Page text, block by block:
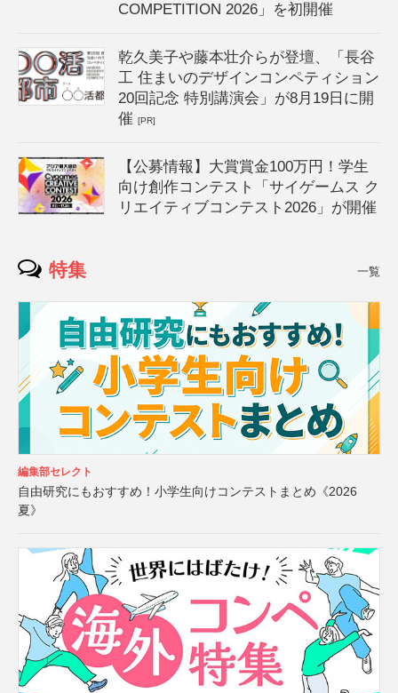
COMPETITION 2026」を初開催
乾久美子や藤本壮介らが登壇、「長谷
工 住まいのデザインコンペティション
20回記念 特別講演会」が8月19日に開
催[PR]
【公募情報】大賞賞金100万円！学生
向け創作コンテスト「サイゲームス ク
リエイティブコンテスト2026」が開催
特集 一覧
編集部セレクト
自由研究にもおすすめ！小学生向けコンテストまとめ《2026
夏》